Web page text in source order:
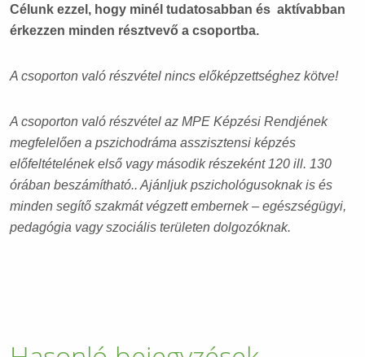
Célunk ezzel, hogy minél tudatosabban és aktívabban
érkezzen minden résztvevő a csoportba.
A csoporton való részvétel nincs előképzettséghez kötve!
A csoporton való részvétel az MPE Képzési Rendjének
megfelelően a pszichodráma asszisztensi képzés
előfeltételének első vagy második részeként 120 ill. 130
órában beszámítható.. Ajánljuk pszichológusoknak is és
minden segítő szakmát végzett embernek – egészségügyi,
pedagógia vagy szociális területen dolgozóknak.